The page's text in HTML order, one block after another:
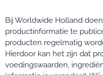
Bij Worldwide Holland
productinformatie te
producten regelmatig
Hierdoor kan het zijn dat
voedingswaarden,